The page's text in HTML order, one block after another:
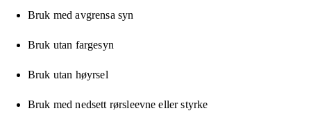
Bruk med avgrensa syn
Bruk utan fargesyn
Bruk utan høyrsel
Bruk med nedsett rørsleevne eller styrke